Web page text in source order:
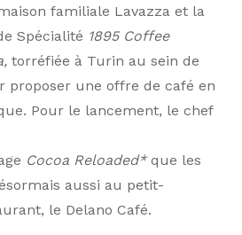
familiale Lavazza et la
Spécialité 1895 Coffee
, torréfiée à Turin au sein de
proposer une offre de café en
Pour le lancement, le chef
Cocoa Reloaded* que les
aussi au petit-
le Delano Café.